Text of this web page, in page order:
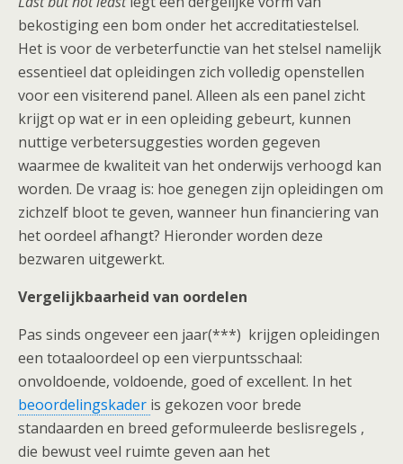
bekostiging een bom onder het accreditatiestelsel.
Het is voor de verbeterfunctie van het stelsel namelijk
essentieel dat opleidingen zich volledig openstellen
voor een visiterend panel. Alleen als een panel zicht
krijgt op wat er in een opleiding gebeurt, kunnen
nuttige verbetersuggesties worden gegeven
waarmee de kwaliteit van het onderwijs verhoogd kan
worden. De vraag is: hoe genegen zijn opleidingen om
zichzelf bloot te geven, wanneer hun financiering van
het oordeel afhangt? Hieronder worden deze
bezwaren uitgewerkt.
Vergelijkbaarheid van oordelen
Pas sinds ongeveer een jaar(***) krijgen opleidingen
een totaaloordeel op een vierpuntsschaal:
onvoldoende, voldoende, goed of excellent. In het
beoordelingskader is gekozen voor brede
standaarden en breed geformuleerde beslisregels ,
die bewust veel ruimte geven aan het